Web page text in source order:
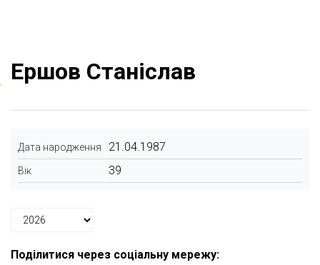
Ершов Станіслав
Дата народження 21.04.1987
Вік 39
Поділитися через соціальну мережу: